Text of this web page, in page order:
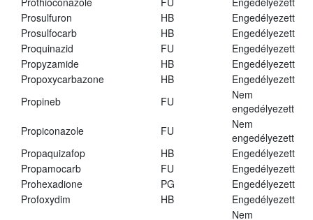
Prosulfuron
HB
Engedélyezett
Prosulfocarb
HB
Engedélyezett
Proquinazid
FU
Engedélyezett
Propyzamide
HB
Engedélyezett
Propoxycarbazone
HB
Engedélyezett
Propineb
FU
Nem
engedélyezett
Propiconazole
FU
Nem
engedélyezett
Propaquizafop
HB
Engedélyezett
Propamocarb
FU
Engedélyezett
Prohexadione
PG
Engedélyezett
Profoxydim
HB Engedélyezett
Nem